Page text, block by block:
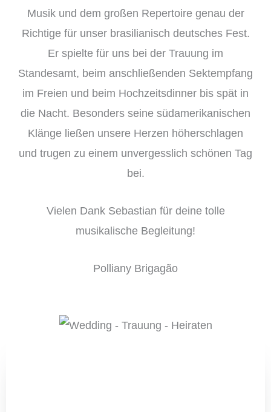
Musik und dem großen Repertoire genau der
Richtige für unser brasilianisch deutsches Fest.
Er spielte für uns bei der Trauung im
Standesamt, beim anschließenden Sektempfang
im Freien und beim Hochzeitsdinner bis spät in
die Nacht. Besonders seine südamerikanischen
Klänge ließen unsere Herzen höherschlagen
und trugen zu einem unvergesslich schönen Tag
bei.
Vielen Dank Sebastian für deine tolle
musikalische Begleitung!
Polliany Brigagão